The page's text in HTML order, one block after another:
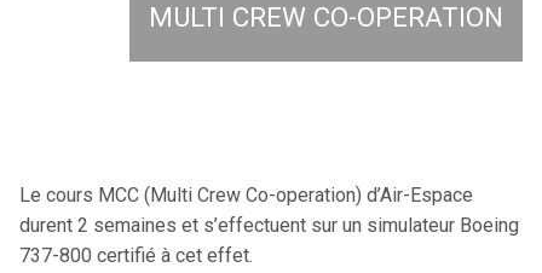
MULTI CREW CO-OPERATION
Le cours MCC (Multi Crew Co-operation) d’Air-Espace
durent 2 semaines et s’effectuent sur un simulateur Boeing
737-800 certifié à cet effet.